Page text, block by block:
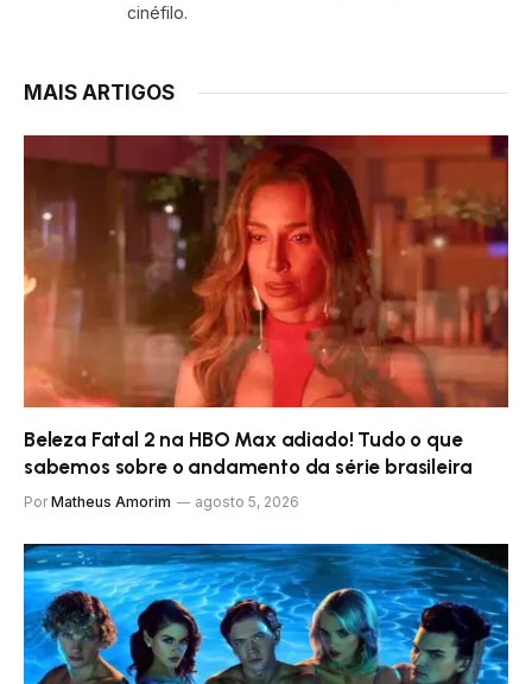
cinéfilo.
MAIS ARTIGOS
Beleza Fatal 2 na HBO Max adiado! Tudo o que
sabemos sobre o andamento da série brasileira
Por Matheus Amorim agosto 5, 2026